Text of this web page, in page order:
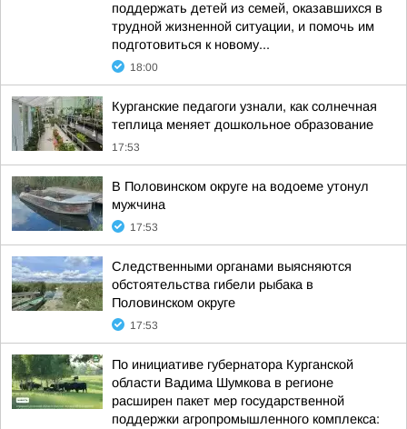
поддержать детей из семей, оказавшихся в
трудной жизненной ситуации, и помочь им
подготовиться к новому...
18:00
Курганские педагоги узнали, как солнечная
теплица меняет дошкольное образование
17:53
В Половинском округе на водоеме утонул
мужчина
17:53
Следственными органами выясняются
обстоятельства гибели рыбака в
Половинском округе
17:53
По инициативе губернатора Курганской
области Вадима Шумкова в регионе
расширен пакет мер государственной
поддержки агропромышленного комплекса: